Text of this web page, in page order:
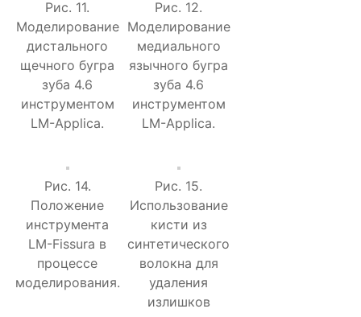
Рис. 11.
Моделирование
дистального
щечного бугра
зуба 4.6
инструментом
LM-Applica.
Рис. 12.
Моделирование
медиального
язычного бугра
зуба 4.6
инструментом
LM-Applica.
Рис. 14.
Положение
инструмента
LM-Fissura в
процессе
моделирования.
Рис. 15.
Использование
кисти из
синтетического
волокна для
удаления
излишков